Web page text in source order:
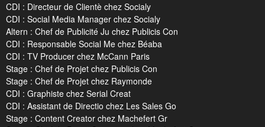
CDI : Directeur de Clientè chez Socialy
CDI : Social Media Manager chez Socialy
Altern : Chef de Publicité Ju chez Publicis Con
CDI : Responsable Social Me chez Béaba
CDI : TV Producer chez McCann Paris
Stage : Chef de Projet chez Publicis Con
Stage : Chef de Projet chez Raymonde
CDI : Graphiste chez Serial Creat
CDI : Assistant de Directio chez Les Sales Go
Stage : Content Creator chez Machefert Gr